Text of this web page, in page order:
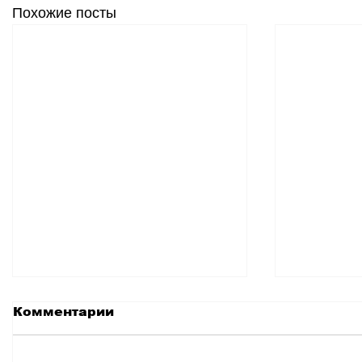
Похожие посты
Комментарии